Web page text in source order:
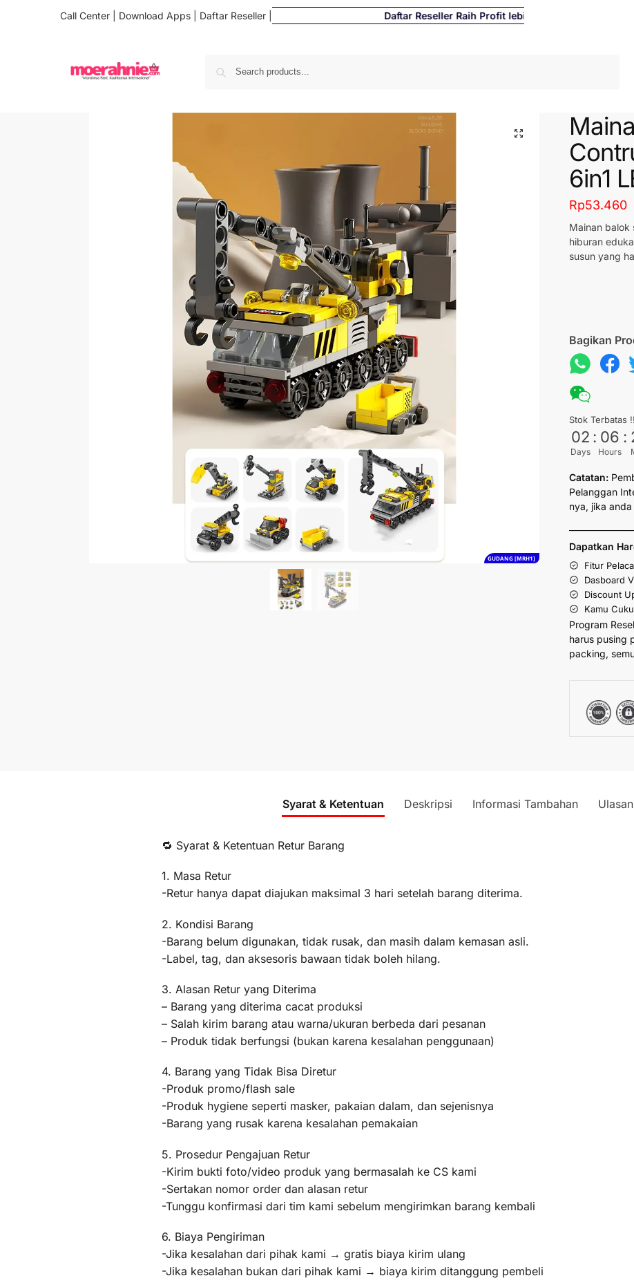
Call Center Download Apps Daftar Reseller Daftar Reseller Raih Profit lebih banyak hingga 500%
GUDANG [MRH1]
6in1
Rp53.460
Mainan balok
hiburan
susun yang
Bagikan
Stok Terbatas !!
02
Days
: 06
Hours
:
Catatan:
Pelanggan
nya, jika
Dapatkan
Fitur
Dasboard
Discount
Kamu
Program
harus pusing
packing,
Syarat & Ketentuan Deskripsi Informasi Tambahan Ulasan
🔁 Syarat & Ketentuan Retur Barang
1. Masa Retur
-Retur hanya dapat diajukan maksimal 3 hari setelah barang diterima.
2. Kondisi Barang
-Barang belum digunakan, tidak rusak, dan masih dalam kemasan asli.
-Label, tag, dan aksesoris bawaan tidak boleh hilang.
3. Alasan Retur yang Diterima
– Barang yang diterima cacat produksi
– Salah kirim barang atau warna/ukuran berbeda dari pesanan
– Produk tidak berfungsi (bukan karena kesalahan penggunaan)
4. Barang yang Tidak Bisa Diretur
-Produk promo/flash sale
-Produk hygiene seperti masker, pakaian dalam, dan sejenisnya
-Barang yang rusak karena kesalahan pemakaian
5. Prosedur Pengajuan Retur
-Kirim bukti foto/video produk yang bermasalah ke CS kami
-Sertakan nomor order dan alasan retur
-Tunggu konfirmasi dari tim kami sebelum mengirimkan barang kembali
6. Biaya Pengiriman
-Jika kesalahan dari pihak kami → gratis biaya kirim ulang
-Jika kesalahan bukan dari pihak kami → biaya kirim ditanggung pembeli